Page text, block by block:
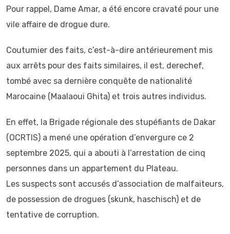
Pour rappel, Dame Amar, a été encore cravaté pour une
vile affaire de drogue dure.
Coutumier des faits, c’est-à-dire antérieurement mis
aux arrêts pour des faits similaires, il est, derechef,
tombé avec sa dernière conquête de nationalité
Marocaine (Maalaoui Ghita) et trois autres individus.
En effet, la Brigade régionale des stupéfiants de Dakar
(OCRTIS) a mené une opération d’envergure ce 2
septembre 2025, qui a abouti à l’arrestation de cinq
personnes dans un appartement du Plateau.
Les suspects sont accusés d’association de malfaiteurs,
de possession de drogues (skunk, haschisch) et de
tentative de corruption.